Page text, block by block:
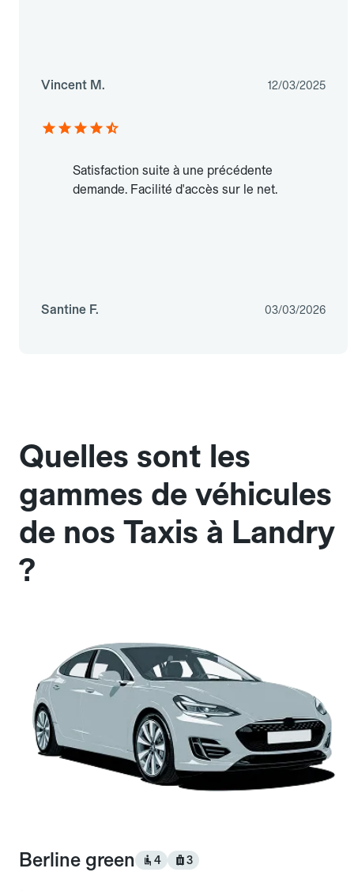
Vincent M. 12/03/2025
Satisfaction suite à une précédente
demande. Facilité d'accès sur le net.
Santine F. 03/03/2026
Quelles sont les
gammes de véhicules
de nos Taxis à Landry
?
Berline green 4 3